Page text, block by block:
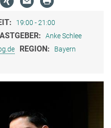
19:00 - 21:00
Anke Schlee
REGION: Bayern